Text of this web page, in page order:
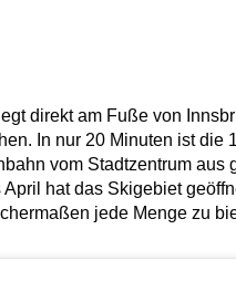
direkt am Fuße von
In nur 20 Minuten ist die
vom Stadtzentrum aus
hat das Skigebiet
jede Menge zu